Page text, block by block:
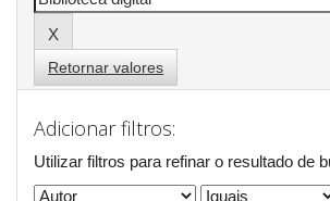
Retornar valores
Adicionar filtros:
Utilizar filtros para refinar o resultado de